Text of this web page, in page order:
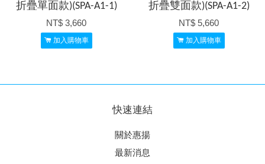
折疊單面款)(SPA-A1-1)
NT$ 3,660
加入購物車
折疊雙面款)(SPA-A1-2)
NT$ 5,660
加入購物車
快速連結
關於惠揚
最新消息